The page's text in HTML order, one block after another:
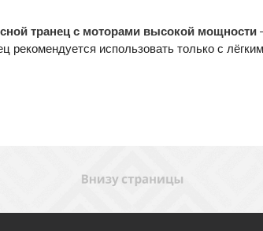
транец с моторами высокой мощности
рекомендуется использовать только с